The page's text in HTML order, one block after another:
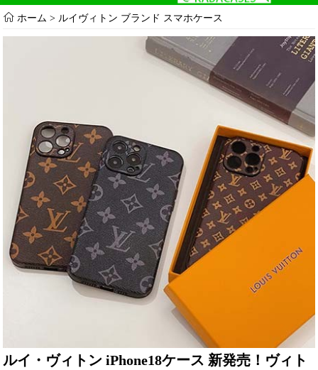
ホーム > ルイヴィトン ブランド スマホケース
ルイ・ヴィトン iPhone18ケース 新発売！ヴィト